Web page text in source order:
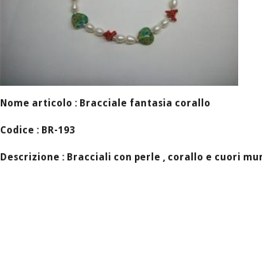
Nome articolo : Bracciale fantasia corallo
Codice : BR-193
Descrizione : Bracciali con perle , corallo e cuori